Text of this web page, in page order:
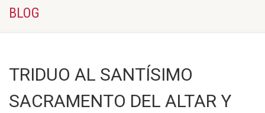
BLOG
TRIDUO AL SANTÍSIMO
SACRAMENTO DEL ALTAR Y